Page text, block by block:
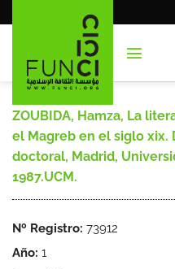
al
ZOUBIDA, Hamza, La
el Magreb en el siglo xix.
doctoral, Madrid,
1987.UCM.
Nº Registro: 73912
Año: 1